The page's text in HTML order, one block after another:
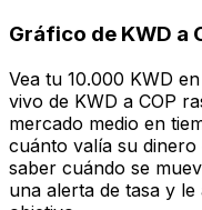
Gráfico de KWD a
Vea tu 10.000 KWD
vivo de KWD a COP
mercado medio en
cuánto valía su dinero
saber cuándo se
una alerta de tasa y